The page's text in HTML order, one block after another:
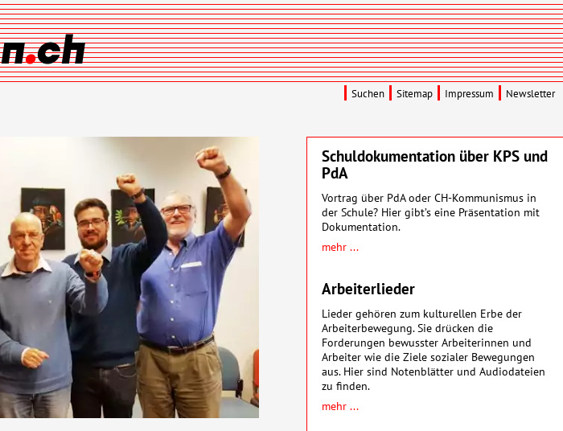
Schuldokumentation über KPS und
PdA
Vortrag über PdA oder CH-Kommunismus in
der Schule? Hier gibt’s eine Präsentation mit
Dokumentation.
mehr ...
Arbeiterlieder
Lieder gehören zum kulturellen Erbe der
Arbeiterbewegung. Sie drücken die
Forderungen bewusster Arbeiterinnen und
Arbeiter wie die Ziele sozialer Bewegungen
aus. Hier sind Notenblätter und Audiodateien
zu finden.
mehr ...
Suchen Sitemap Impressum Newsletter